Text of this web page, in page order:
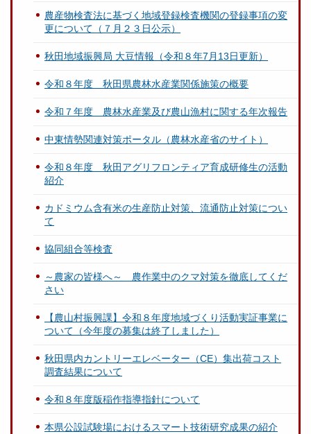
農産物検査法に基づく地域登録検査機関の登録事項の変
更について（７月２３日公示）
秋田地域振興局 大豆情報（令和８年7月13日更新）
令和８年度 秋田県農林水産業関係施策の概要
令和７年度 農林水産業及び農山漁村に関する年次報告
中東情勢関連対策ポータル（農林水産省のサイト）
令和８年度 秋田アグリフロンティア育成研修生の活動
紹介
カドミウム含有米の生産防止対策、流通防止対策につい
て
協同組合等検査
～農家の皆様へ～ 農作業中のクマ対策を徹底してくだ
さい
【農山村振興課】令和８年度地域づくり活動実証事業に
ついて（今年度の募集は終了しました）
秋田県内カントリーエレベーター（CE）集出荷コスト
調査結果について
令和８年度版稲作指導指針について
本県公設試験場におけるスマート技術研究成果の紹介